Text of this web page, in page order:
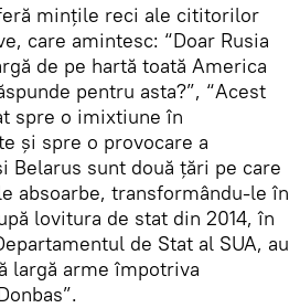
mințile reci ale cititorilor
care amintesc: “Doar Rusia
de pe hartă toată America
pentru asta?”, “Acest
spre o imixtiune în
și spre o provocare a
Belarus sunt două țări pe care
absoarbe, transformându-le în
lovitura de stat din 2014, în
de Stat al SUA, au
largă arme împotriva